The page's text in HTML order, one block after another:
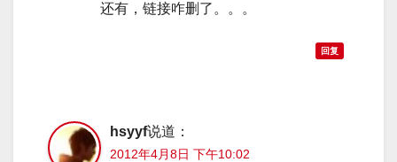
还有，链接咋删了。。。
回复
hsyyf说道：
2012年4月8日 下午10:02